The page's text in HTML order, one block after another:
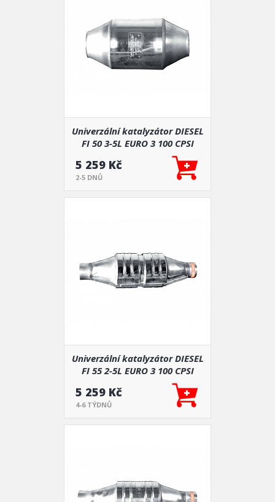
Univerzální katalyzátor DIESEL
FI 50 3-5L EURO 3 100 CPSI
5 259 Kč
2-5 DNŮ
Univerzální katalyzátor DIESEL
FI 55 2-5L EURO 3 100 CPSI
5 259 Kč
4-6 TÝDNŮ